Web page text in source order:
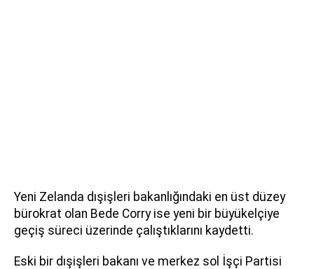
Yeni Zelanda dışişleri bakanlığındaki en üst düzey
bürokrat olan Bede Corry ise yeni bir büyükelçiye
geçiş süreci üzerinde çalıştıklarını kaydetti.
Eski bir dışişleri bakanı ve merkez sol İşçi Partisi